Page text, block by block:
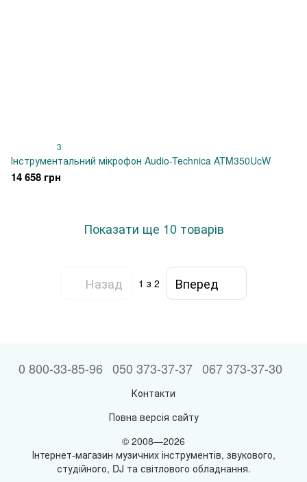
3
Інструментальний мікрофон Audio-Technica ATM350UcW
14 658 грн
Показати ще 10 товарів
Назад 1 з 2 Вперед
0 800-33-85-96 050 373-37-37 067 373-37-30
Контакти
Повна версія сайту
© 2008—2026
Інтернет-магазин музичних інструментів, звукового,
студійного, DJ та світлового обладнання.